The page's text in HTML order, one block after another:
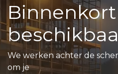
Binnenkort
We werken achter de
om je